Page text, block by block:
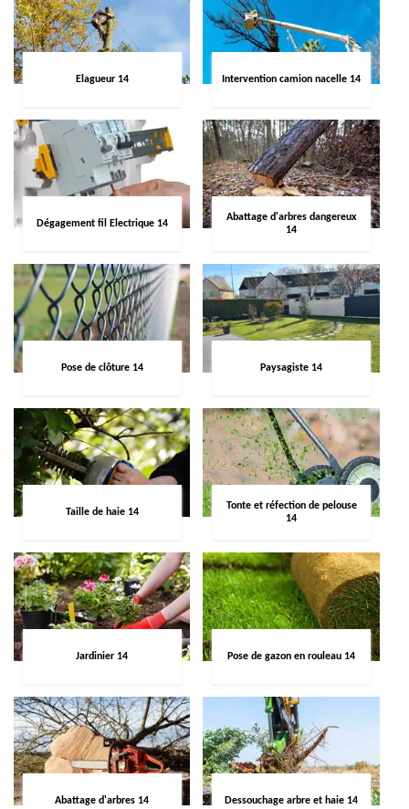
Elagueur 14 Intervention camion nacelle 14
Dégagement fil Electrique 14
Abattage d'arbres dangereux
14
Pose de clôture 14 Paysagiste 14
Taille de haie 14
Tonte et réfection de pelouse
14
Jardinier 14 Pose de gazon en rouleau 14
Abattage d'arbres 14 Dessouchage arbre et haie 14